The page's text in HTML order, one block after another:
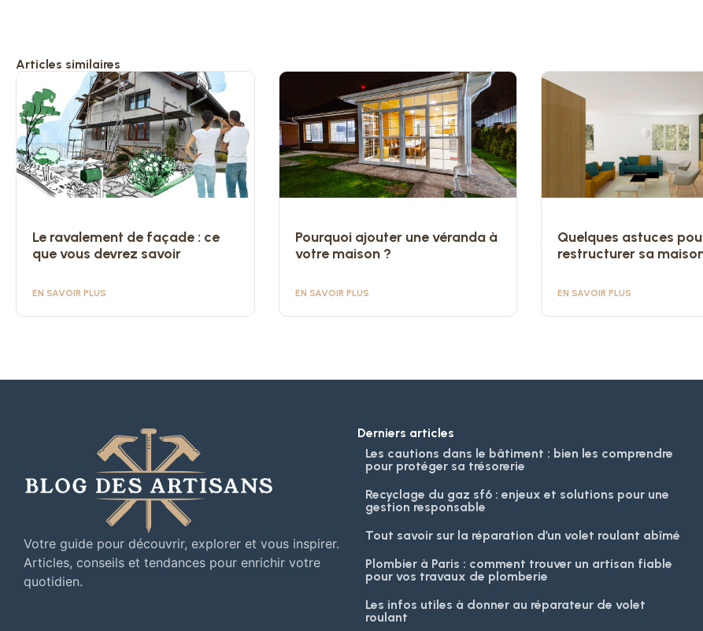
Articles similaires
Le ravalement de façade : ce
que vous devrez savoir
EN SAVOIR PLUS
Pourquoi ajouter une véranda à
votre maison ?
EN SAVOIR PLUS
Quelques astuces
restructurer sa
EN SAVOIR PLUS
Votre guide pour découvrir, explorer et vous inspirer.
Articles, conseils et tendances pour enrichir votre
quotidien.
Derniers articles
Les cautions dans le bâtiment : bien les comprendre
pour protéger sa trésorerie
Recyclage du gaz sf6 : enjeux et solutions pour une
gestion responsable
Tout savoir sur la réparation d’un volet roulant abîmé
Plombier à Paris : comment trouver un artisan fiable
pour vos travaux de plomberie
Les infos utiles à donner au réparateur de volet
roulant